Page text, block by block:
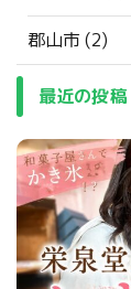
郡山市 (2)
最近の投稿